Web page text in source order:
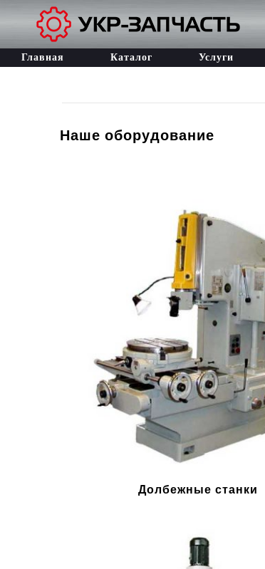
Главная Каталог Услуги
Наше оборудование
Долбежные станки